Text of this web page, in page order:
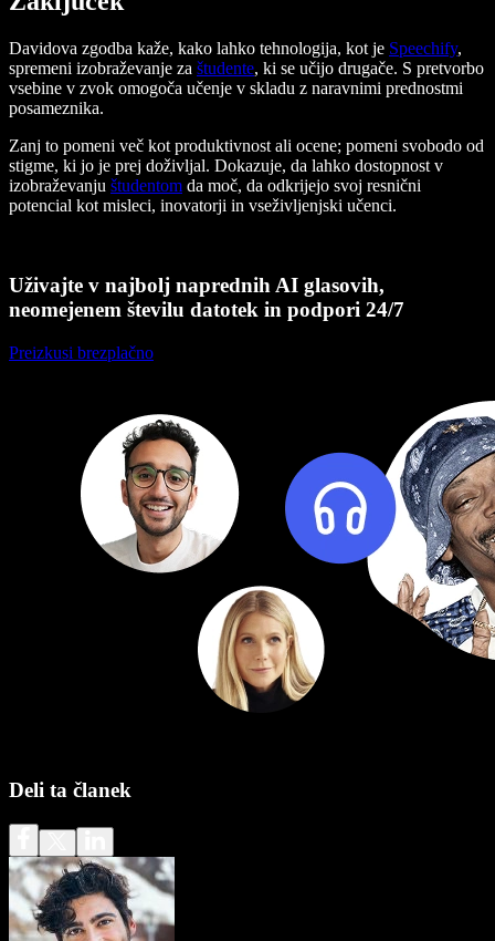
Davidova zgodba kaže, kako lahko tehnologija, kot je Speechify,
spremeni izobraževanje za študente, ki se učijo drugače. S pretvorbo
vsebine v zvok omogoča učenje v skladu z naravnimi prednostmi
posameznika.
Zanj to pomeni več kot produktivnost ali ocene; pomeni svobodo od
stigme, ki jo je prej doživljal. Dokazuje, da lahko dostopnost v
izobraževanju študentom da moč, da odkrijejo svoj resnični
potencial kot misleci, inovatorji in vseživljenjski učenci.
Uživajte v najbolj naprednih AI glasovih,
neomejenem številu datotek in podpori 24/7
Preizkusi brezplačno
Deli ta članek